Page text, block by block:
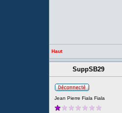
Haut
SuppSB29
Jean Pierre Fiala Fiala